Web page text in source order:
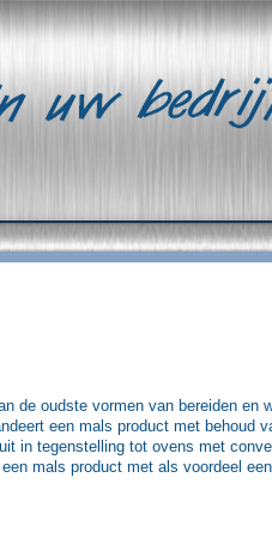
de oudste vormen van bereiden en
een mals product met behoud
in tegenstelling tot ovens met
mals product met als voordeel